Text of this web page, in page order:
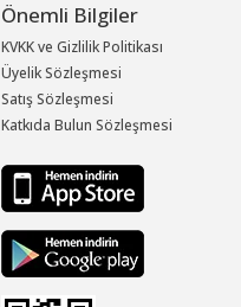
Önemli Bilgiler
KVKK ve Gizlilik Politikası
Üyelik Sözleşmesi
Satış Sözleşmesi
Katkıda Bulun Sözleşmesi